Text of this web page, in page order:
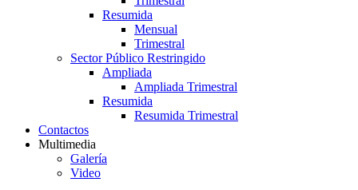
Resumida
Mensual
Trimestral
Sector Público Restringido
Ampliada
Ampliada Trimestral
Resumida
Resumida Trimestral
Contactos
Multimedia
Galería
Video